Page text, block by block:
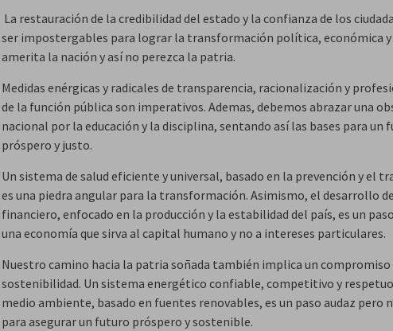
La restauración de la credibilidad del estado y la confianza de los
ser impostergables para lograr la transformación política, económica y
amerita la nación y así no perezca la patria.
Medidas enérgicas y radicales de transparencia, racionalización y
de la función pública son imperativos. Ademas, debemos abrazar una
nacional por la educación y la disciplina, sentando así las bases para un
próspero y justo.
Un sistema de salud eficiente y universal, basado en la prevención y el
es una piedra angular para la transformación. Asimismo, el desarrollo
financiero, enfocado en la producción y la estabilidad del país, es un
una economía que sirva al capital humano y no a intereses particulares.
Nuestro camino hacia la patria soñada también implica un compromiso
sostenibilidad. Un sistema energético confiable, competitivo y
medio ambiente, basado en fuentes renovables, es un paso audaz pero
para asegurar un futuro próspero y sostenible.